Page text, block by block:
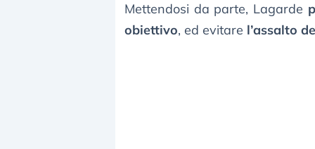
Mettendosi da parte, Lagarde
obiettivo, ed evitare l’assalto